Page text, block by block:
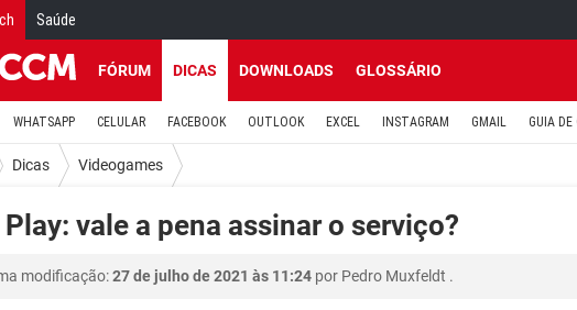
Saúde
FÓRUM DICAS DOWNLOADS GLOSSÁRIO
WHATSAPP CELULAR FACEBOOK OUTLOOK EXCEL INSTAGRAM GMAIL GUIA DE
Dicas Videogames
Play: vale a pena assinar o serviço?
modificação:27 de julho de 2021 às 11:24 por Pedro Muxfeldt .